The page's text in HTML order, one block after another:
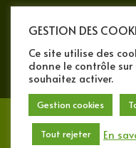
Tous droits
GESTION DES
Ce site utilise des
donne le contrôle sur
souhaitez activer.
Gestion cookies
Tout rejeter En